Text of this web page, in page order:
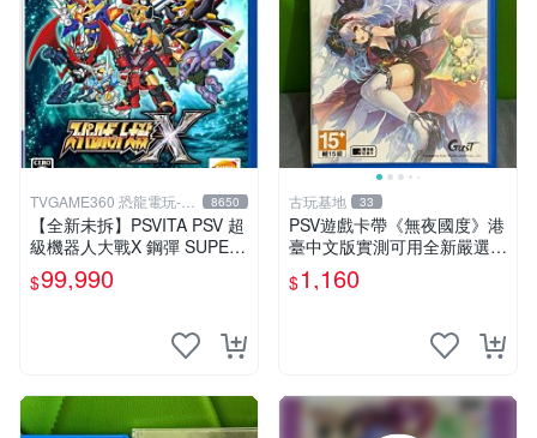
TVGAME360 恐龍電玩-台
中店
8650
【全新未拆】PSVITA PSV 超
級機器人大戰X 鋼彈 SUPER
ROBOT WARS X 中文版【台
中恐龍電玩】
$99,990
古玩基地 33
PSV遊戲卡帶《無夜國度》港
臺中文版實測可用全新嚴選成
色如圖可放心購買 無夜國度
PSV 港臺中文 游戲卡帶
$1,160